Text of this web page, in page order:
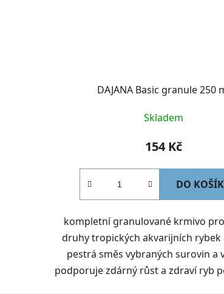
DAJANA Basic granule 250
Skladem
154 Kč
DO
kompletní granulované krmivo
druhy tropických akvarijních rybek
pestrá směs vybraných surovin a
podporuje zdárný růst a zdraví ryb